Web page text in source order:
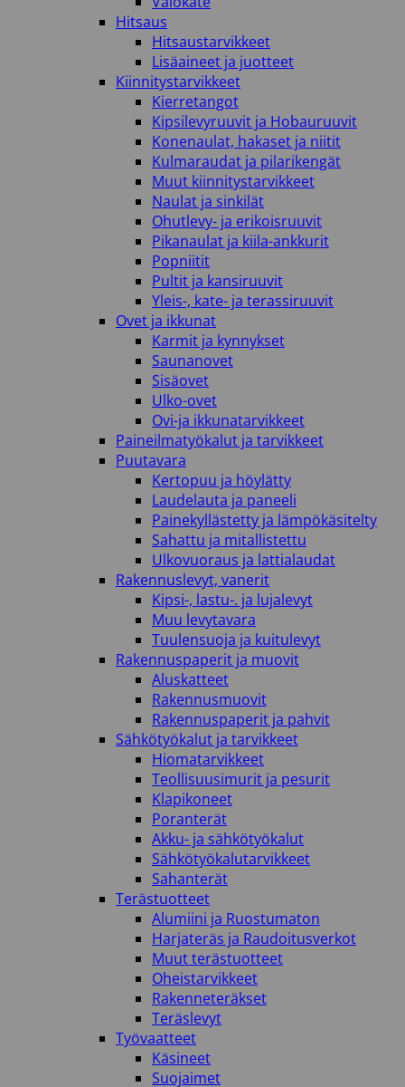
Hitsaus
Hitsaustarvikkeet
Lisäaineet ja juotteet
Kiinnitystarvikkeet
Kierretangot
Kipsilevyruuvit ja Hobauruuvit
Konenaulat, hakaset ja niitit
Kulmaraudat ja pilarikengät
Muut kiinnitystarvikkeet
Naulat ja sinkilät
Ohutlevy- ja erikoisruuvit
Pikanaulat ja kiila-ankkurit
Popniitit
Pultit ja kansiruuvit
Yleis-, kate- ja terassiruuvit
Ovet ja ikkunat
Karmit ja kynnykset
Saunanovet
Sisäovet
Ulko-ovet
Ovi-ja ikkunatarvikkeet
Paineilmatyökalut ja tarvikkeet
Puutavara
Kertopuu ja höylätty
Laudelauta ja paneeli
Painekyllästetty ja lämpökäsitelty
Sahattu ja mitallistettu
Ulkovuoraus ja lattialaudat
Rakennuslevyt, vanerit
Kipsi-, lastu-. ja lujalevyt
Muu levytavara
Tuulensuoja ja kuitulevyt
Rakennuspaperit ja muovit
Aluskatteet
Rakennusmuovit
Rakennuspaperit ja pahvit
Sähkötyökalut ja tarvikkeet
Hiomatarvikkeet
Teollisuusimurit ja pesurit
Klapikoneet
Poranterät
Akku- ja sähkötyökalut
Sähkötyökalutarvikkeet
Sahanterät
Terästuotteet
Alumiini ja Ruostumaton
Harjateräs ja Raudoitusverkot
Muut terästuotteet
Oheistarvikkeet
Rakenneteräkset
Teräslevyt
Työvaatteet
Käsineet
Suojaimet